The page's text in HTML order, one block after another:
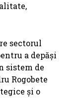
sectorul
a depăși
sistem de
Rogobete
și o